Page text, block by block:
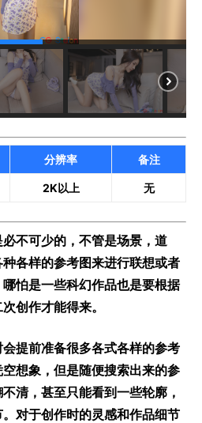
分辨率 备注
2K以上 无
不可少的，不管是场景，道
各样的参考图来进行联想或者
怕是一些科幻作品也是要根据
创作才能得来。
提前准备很多各式各样的参考
想象，但是随便搜索出来的参
清，甚至只能看到一些轮廓，
对于创作时的灵感和作品细节